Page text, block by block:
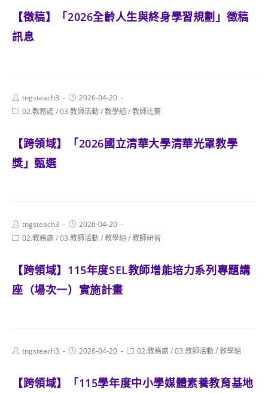
【徵稿】「2026全齡人生與終身學習規劃」徵稿
訊息
Post
author:
tngsteach3
Post
published:
2026-04-20
Post02.教務處 /03.教師活動/教學組 /教師比賽
【跨領域】「2026國立清華大學清華光罩教學
獎」甄選
Post
author:
tngsteach3
Post
published:
2026-04-20
Post02.教務處 /03.教師活動/教學組 /教師研習
【跨領域】115年度SEL教師增能培力系列專題講
座（場次一）實施計畫
Posttngsteach3
Post2026-04-20
Post02.教務處 /03.教師活動/教學組
【跨領域】「115學年度中小學媒體素養教育基地